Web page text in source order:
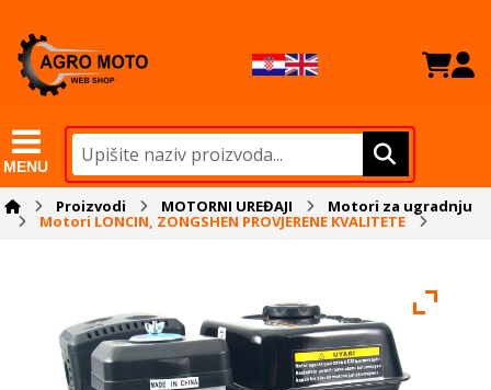
MENU
Proizvodi MOTORNI UREĐAJI Motori za ugradnju
Motori LONCIN, ZONGSHEN PROVJERENE KVALITETE